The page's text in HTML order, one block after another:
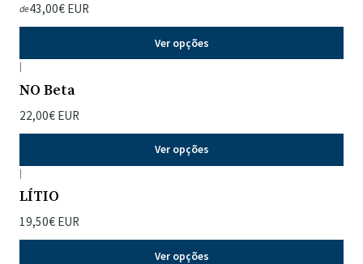
de43,00€ EUR
Ver opções
|
NO Beta
22,00€ EUR
Ver opções
|
LÍTIO
19,50€ EUR
Ver opções